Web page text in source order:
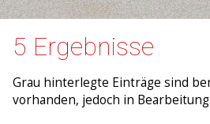
5 Ergebnisse
Grau hinterlegte Einträge sind
vorhanden, jedoch in